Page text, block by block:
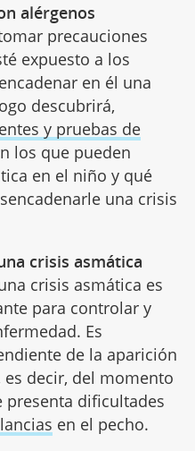
alérgenos
precauciones
expuesto a los
en él una
descubrirá,
y pruebas de
los que pueden
en el niño y qué
una crisis
crisis asmática
crisis asmática es
para controlar y
Es
de la aparición
decir, del momento
presenta dificultades
en el pecho.